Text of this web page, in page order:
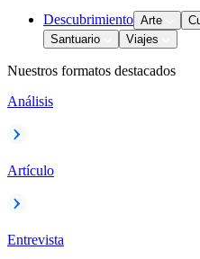
Descubrimiento Arte
Santuario
Viajes
Nuestros formatos destacados
Análisis
Artículo
Entrevista